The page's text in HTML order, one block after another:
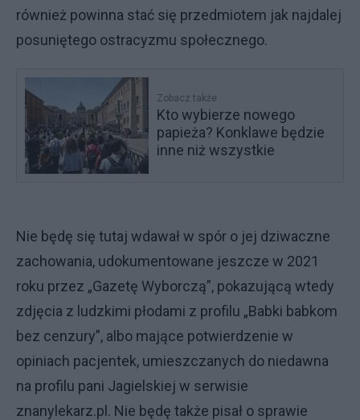
również powinna stać się przedmiotem jak najdalej
posuniętego ostracyzmu społecznego.
Zobacz także
Kto wybierze nowego
papieża? Konklawe będzie
inne niż wszystkie
Nie będę się tutaj wdawał w spór o jej dziwaczne
zachowania, udokumentowane jeszcze w 2021
roku przez „Gazetę Wyborczą”, pokazującą wtedy
zdjęcia z ludzkimi płodami z profilu „Babki babkom
bez cenzury”, albo mające potwierdzenie w
opiniach pacjentek, umieszczanych do niedawna
na profilu pani Jagielskiej w serwisie
znanylekarz.pl. Nie będę także pisał o sprawie